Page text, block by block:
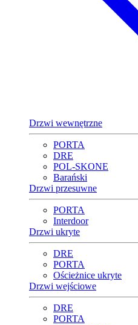
Drzwi wewnętrzne
PORTA
DRE
POL-SKONE
Barański
Drzwi przesuwne
PORTA
Interdoor
Drzwi ukryte
DRE
PORTA
Ościeżnice ukryte
Drzwi wejściowe
DRE
PORTA